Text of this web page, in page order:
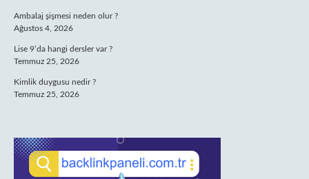
Ambalaj şişmesi neden olur ?
Ağustos 4, 2026
Lise 9’da hangi dersler var ?
Temmuz 25, 2026
Kimlik duygusu nedir ?
Temmuz 25, 2026